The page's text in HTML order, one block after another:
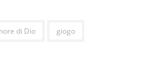
di Dio giogo